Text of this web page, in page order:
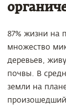
87% жизни на
множество
деревьев,
почвы. В
земли на
произошедший